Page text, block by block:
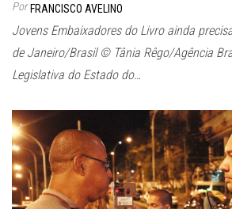
Por FRANCISCO AVELINO
Jovens Embaixadores do Livro ainda
de Janeiro/Brasil © Tânia Rêgo/Agência
Legislativa do Estado do…